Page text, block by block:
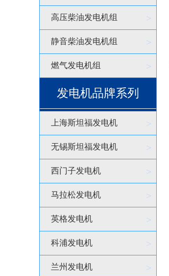
高压柴油发电机组 >
静音柴油发电机组 >
燃气发电机组 >
发电机品牌系列
上海斯坦福发电机 >
无锡斯坦福发电机 >
西门子发电机 >
马拉松发电机 >
英格发电机 >
科浦发电机 >
兰州发电机 >